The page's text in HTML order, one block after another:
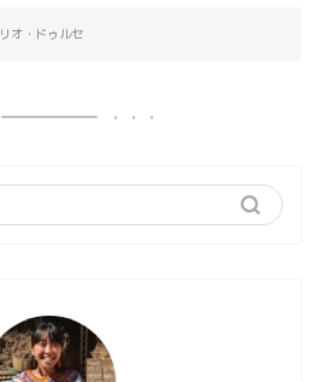
リオ・ドゥルセ